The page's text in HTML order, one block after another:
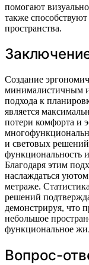
помогают
также
пространства.
Создание
минималистичным
подхода к
является
потери комфорта и
и световых решений
функциональность
Благодаря этим
наслаждаться
метраже.
решений
демонстрируя, что
небольшое
функциональное
Вопрос-